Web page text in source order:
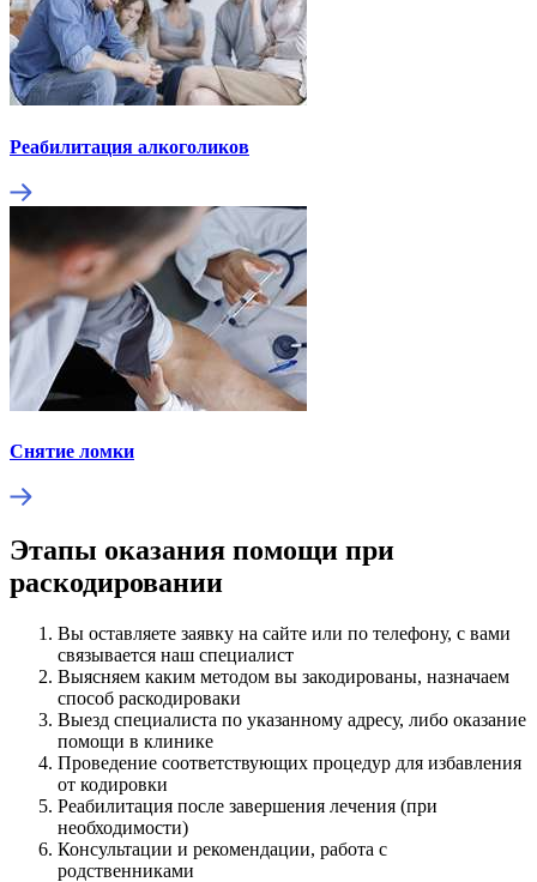
Реабилитация алкоголиков
Снятие ломки
Этапы оказания помощи при
раскодировании
Вы оставляете заявку на сайте или по телефону, с вами
связывается наш специалист
Выясняем каким методом вы закодированы, назначаем
способ раскодироваки
Выезд специалиста по указанному адресу, либо оказание
помощи в клинике
Проведение соответствующих процедур для избавления
от кодировки
Реабилитация после завершения лечения (при
необходимости)
Консультации и рекомендации, работа с
родственниками